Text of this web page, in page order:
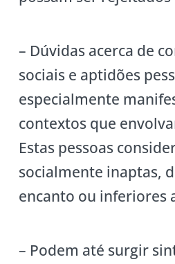
– Dúvidas acerca de
sociais e aptidões
especialmente
contextos que
Estas pessoas
socialmente inaptas,
encanto ou inferiores
– Podem até surgir